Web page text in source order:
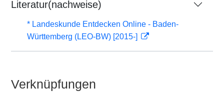
Literatur(nachweise)
* Landeskunde Entdecken Online - Baden-
Württemberg (LEO-BW) [2015-]
Verknüpfungen